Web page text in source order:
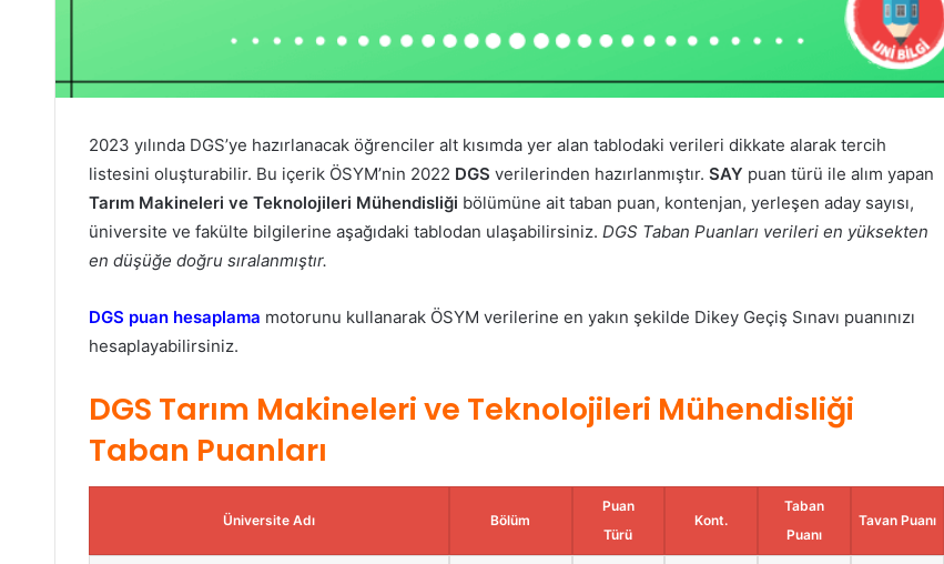
2023 yılında DGS’ye hazırlanacak öğrenciler alt kısımda yer alan tablodaki verileri dikkate alarak tercih
listesini oluşturabilir. Bu içerik ÖSYM’nin 2022 DGS verilerinden hazırlanmıştır. SAY puan türü ile alım yapan
Tarım Makineleri ve Teknolojileri Mühendisliği bölümüne ait taban puan, kontenjan, yerleşen aday sayısı,
üniversite ve fakülte bilgilerine aşağıdaki tablodan ulaşabilirsiniz. DGS Taban Puanları verileri en yüksekten
en düşüğe doğru sıralanmıştır.
DGS puan hesaplama motorunu kullanarak ÖSYM verilerine en yakın şekilde Dikey Geçiş Sınavı puanınızı
hesaplayabilirsiniz.
DGS Tarım Makineleri ve Teknolojileri Mühendisliği
Taban Puanları
Üniversite Adı Bölüm
Puan
Türü
Kont.
Taban
Puanı
Tavan Puanı